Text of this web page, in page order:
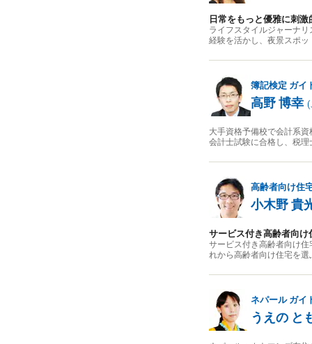
日常をもっと優雅に刺
ライフスタイルジャーナ
経験を活かし、夜景スポ
簿記検定 ガイ
高野 博幸 (
大手資格予備校で会計系
会計士試験に合格し、税
高齢者向け住
小木野 貴
サービス付き高齢者向
サービス付き高齢者向け
れから高齢者向け住宅を
ネパールガイ
うえの と